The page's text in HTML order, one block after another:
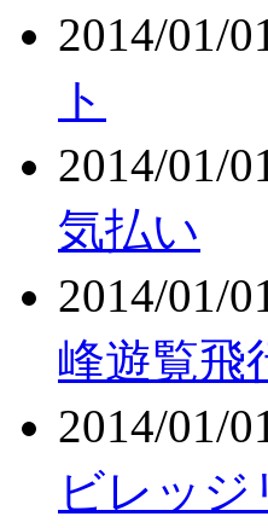
2014/01/
ト
2014/01/
気払い
2014/01/
峰遊覧飛
2014/01/
ビレッジ